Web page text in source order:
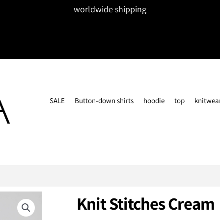
worldwide shipping
SALE Button-down shirts hoodie top
Knit Stitches Cream